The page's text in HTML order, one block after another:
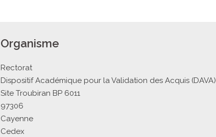
Organisme
Rectorat
Dispositif Académique pour la Validation des Acquis (DAVA)
Site Troubiran BP 6011
97306
Cayenne
Cedex